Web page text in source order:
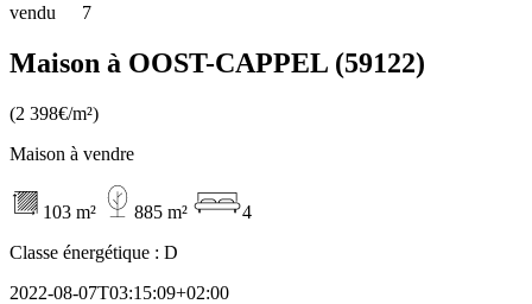
vendu 7
Maison à OOST-CAPPEL (59122)
(2 398€/m²)
Maison à vendre
103 m² 885 m²
4
Classe énergétique : D
2022-08-07T03:15:09+02:00